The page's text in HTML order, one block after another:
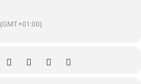
(GMT+01:00)